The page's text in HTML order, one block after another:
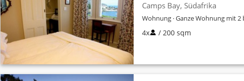
Camps Bay, Südafrika
Wohnung · Ganze Wohnung mit
4x / 200 sqm